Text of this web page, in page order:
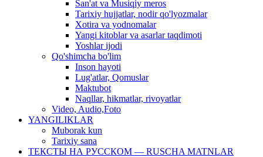
San'at va Musiqiy meros
Tarixiy hujjatlar, nodir qo'lyozmalar
Xotira va yodnomalar
Yangi kitoblar va asarlar taqdimoti
Yoshlar ijodi
Qo'shimcha bo'lim
Inson hayoti
Lug'atlar, Qomuslar
Maktubot
Naqllar, hikmatlar, rivoyatlar
Video, Audio,Foto
YANGILIKLAR
Muborak kun
Tarixiy sana
ТЕКСТЫ НА РУССКОМ — RUSCHA MATNLAR